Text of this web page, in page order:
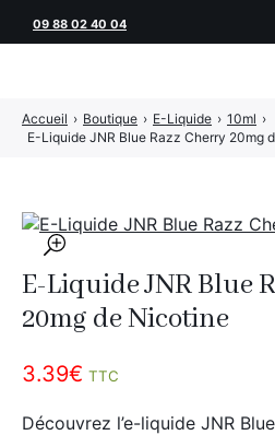
🔍
E-Liquide JNR Blue
20mg de Nicotine
3.39€ TTC
Découvrez l’e-liquide JNR
Accueil › Boutique › E-Liquide › 10ml ›
E-Liquide JNR Blue Razz Cherry 20mg
09 88 02 40 04
Tubeuses
Feuilles
Rouleuses